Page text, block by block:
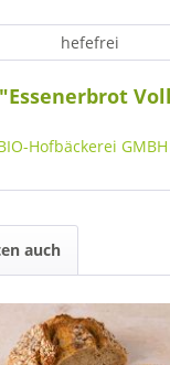
hefefrei
Hofbäckerei GMBH
auch